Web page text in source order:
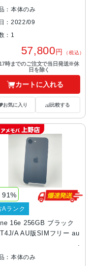
：本体のみ
：2022/09
：1
57,800円 （税込）
時までのご注文で当日発送※休
日を除く
カートに入れる
お気に入り 比較する
16e 256GB ブラック
A AU版SIMフリー au
91%
Aランク
：本体のみ